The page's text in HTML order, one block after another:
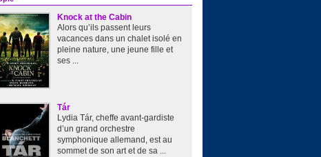
Knock at the Cabin
Alors qu’ils passent leurs
vacances dans un chalet isolé en
pleine nature, une jeune fille et
ses ...
Tár
Lydia Tár, cheffe avant-gardiste
d’un grand orchestre
symphonique allemand, est au
sommet de son art et de sa ...